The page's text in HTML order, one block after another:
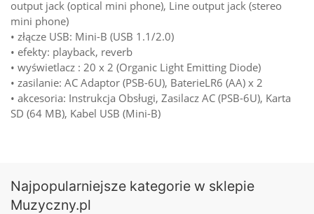
output jack (optical mini phone), Line output jack (stereo
mini phone)
• złącze USB: Mini-B (USB 1.1/2.0)
• efekty: playback, reverb
• wyświetlacz : 20 x 2 (Organic Light Emitting Diode)
• zasilanie: AC Adaptor (PSB-6U), BaterieLR6 (AA) x 2
• akcesoria: Instrukcja Obsługi, Zasilacz AC (PSB-6U), Karta
SD (64 MB), Kabel USB (Mini-B)
Najpopularniejsze kategorie w sklepie
Muzyczny.pl